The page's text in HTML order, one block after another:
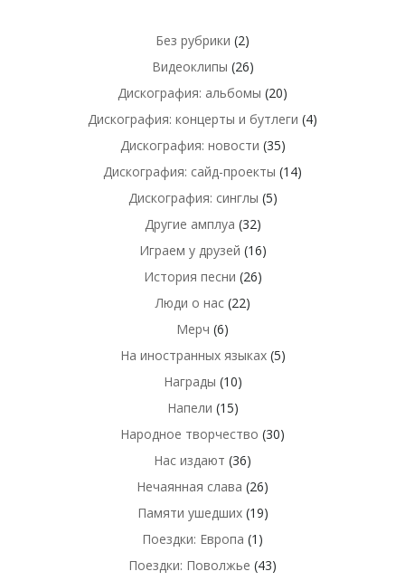
Без рубрики (2)
Видеоклипы (26)
Дискография: альбомы (20)
Дискография: концерты и бутлеги (4)
Дискография: новости (35)
Дискография: сайд-проекты (14)
Дискография: синглы (5)
Другие амплуа (32)
Играем у друзей (16)
История песни (26)
Люди о нас(22)
Мерч (6)
На иностранных языках(5)
Награды (10)
Напели (15)
Народное творчество (30)
Нас издают (36)
Нечаянная слава (26)
Памяти ушедших(19)
Поездки: Европа (1)
Поездки: Поволжье (43)